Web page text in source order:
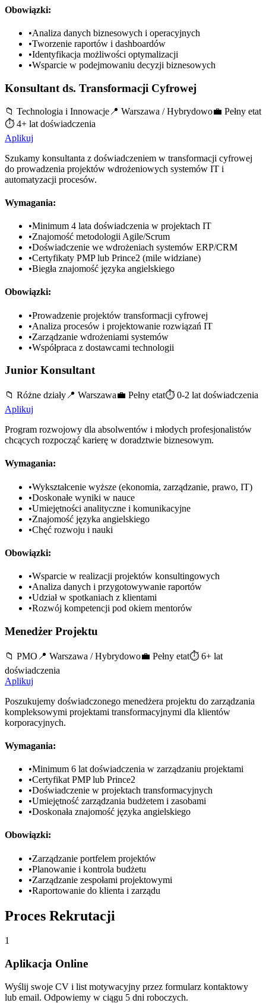
Obowiązki:
•Analiza danych biznesowych i operacyjnych
•Tworzenie raportów i dashboardów
•Identyfikacja możliwości optymalizacji
•Wsparcie w podejmowaniu decyzji biznesowych
Konsultant ds. Transformacji Cyfrowej
📁 Technologia i Innowacje 📍 Warszawa / Hybrydowo💼 Pełny etat
⏱️ 4+ lat doświadczenia
Aplikuj
Szukamy konsultanta z doświadczeniem w transformacji cyfrowej
do prowadzenia projektów wdrożeniowych systemów IT i
automatyzacji procesów.
Wymagania:
•Minimum 4 lata doświadczenia w projektach IT
•Znajomość metodologii Agile/Scrum
•Doświadczenie we wdrożeniach systemów ERP/CRM
•Certyfikaty PMP lub Prince2 (mile widziane)
•Biegła znajomość języka angielskiego
Obowiązki:
•Prowadzenie projektów transformacji cyfrowej
•Analiza procesów i projektowanie rozwiązań IT
•Zarządzanie wdrożeniami systemów
•Współpraca z dostawcami technologii
Junior Konsultant
📁 Różne działy 📍 Warszawa💼 Pełny etat⏱️ 0-2 lat doświadczenia
Aplikuj
Program rozwojowy dla absolwentów i młodych profesjonalistów
chcących rozpocząć karierę w doradztwie biznesowym.
Wymagania:
•Wykształcenie wyższe (ekonomia, zarządzanie, prawo, IT)
•Doskonałe wyniki w nauce
•Umiejętności analityczne i komunikacyjne
•Znajomość języka angielskiego
•Chęć rozwoju i nauki
Obowiązki:
•Wsparcie w realizacji projektów konsultingowych
•Analiza danych i przygotowywanie raportów
•Udział w spotkaniach z klientami
•Rozwój kompetencji pod okiem mentorów
Menedżer Projektu
📁 PMO 📍 Warszawa / Hybrydowo💼 Pełny etat⏱️ 6+ lat
doświadczenia
Aplikuj
Poszukujemy doświadczonego menedżera projektu do zarządzania
kompleksowymi projektami transformacyjnymi dla klientów
korporacyjnych.
Wymagania:
•Minimum 6 lat doświadczenia w zarządzaniu projektami
•Certyfikat PMP lub Prince2
•Doświadczenie w projektach transformacyjnych
•Umiejętność zarządzania budżetem i zasobami
•Doskonała znajomość języka angielskiego
Obowiązki:
•Zarządzanie portfelem projektów
•Planowanie i kontrola budżetu
•Zarządzanie zespołami projektowymi
•Raportowanie do klienta i zarządu
Proces Rekrutacji
1
Aplikacja Online
Wyślij swoje CV i list motywacyjny przez formularz kontaktowy
lub email. Odpowiemy w ciągu 5 dni roboczych.